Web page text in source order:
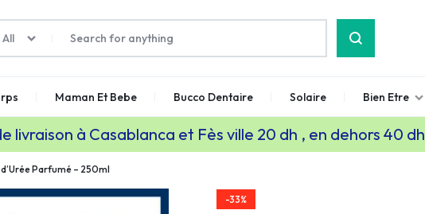
All
Maman Et Bebe Bucco Dentaire Solaire Bien Etre
livraison à Casablanca et Fès ville 20 dh , en dehors 40 dh
Parfumé – 250ml
-33%